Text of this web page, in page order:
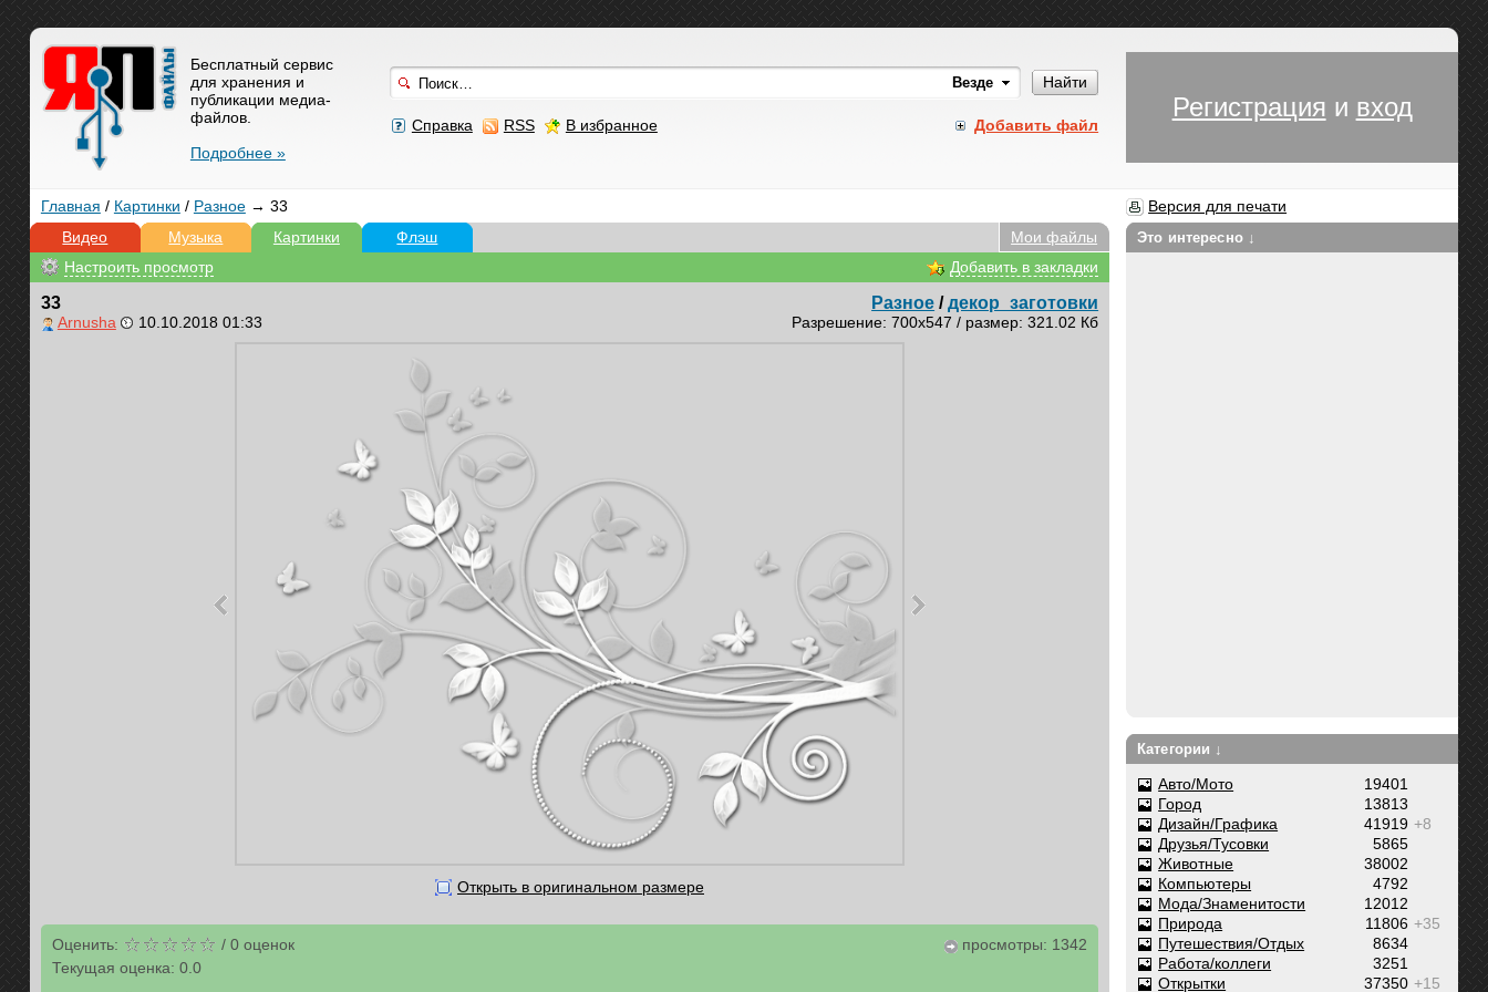
Найти
Добавить файл
Справка RSS В избранное
Бесплатный сервис
для хранения и
публикации медиа-
файлов.
Подробнее »
Регистрация и вход
Главная / Картинки / Разное→ 33
Версия для печати
Видео
Музыка Картинки Флэш
Мои файлы
Настроить просмотр
Добавить в закладки
33
Arnusha 10.10.2018 01:33
Разное /декор_заготовки
Разрешение: 700x547 / размер: 321.02 Кб
Открыть в оригинальном размере
Оценить: / 0оценок
Текущая оценка: 0.0
просмотры: 1342
Это интересно ↓
Категории ↓
19401
Авто/Мото
13813
Город
+8
41919
Дизайн/Графика
5865
Друзья/Тусовки
38002
Животные
4792
Компьютеры
12012
Мода/Знаменитости
+35
11806
Природа
8634
Путешествия/Отдых
3251
Работа/коллеги
+15
37350
Открытки